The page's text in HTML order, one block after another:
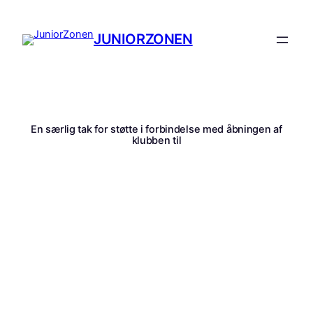
indhold
JUNIORZONEN
En særlig tak for støtte i forbindelse med åbningen af
klubben til